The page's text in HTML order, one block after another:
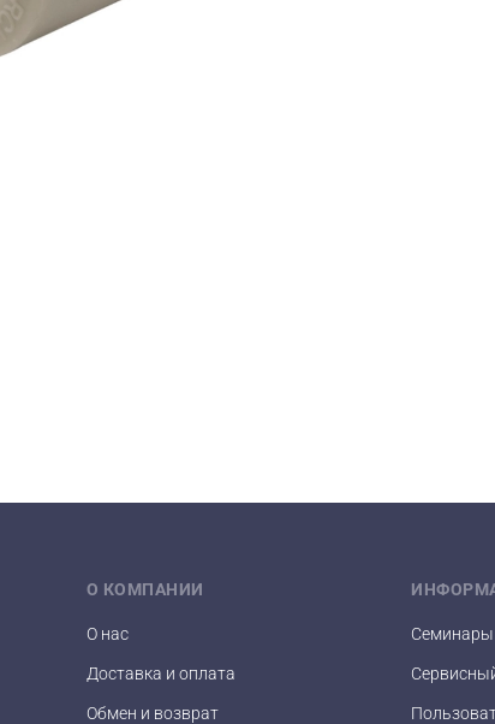
О КОМПАНИИ
О нас
Доставка и оплата
Обмен и возврат
Семинары